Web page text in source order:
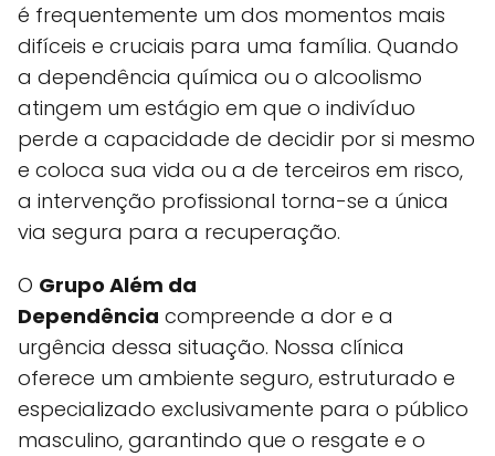
é frequentemente um dos momentos mais
difíceis e cruciais para uma família. Quando
a dependência química ou o alcoolismo
atingem um estágio em que o indivíduo
perde a capacidade de decidir por si mesmo
e coloca sua vida ou a de terceiros em risco,
a intervenção profissional torna-se a única
via segura para a recuperação.
O Grupo Além da
Dependência compreende a dor e a
urgência dessa situação. Nossa clínica
oferece um ambiente seguro, estruturado e
especializado exclusivamente para o público
masculino, garantindo que o resgate e o